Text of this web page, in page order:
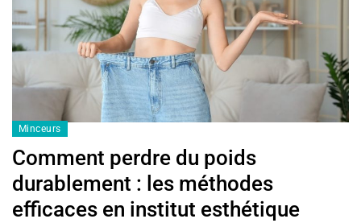
Minceurs
Comment perdre du poids
durablement : les méthodes
efficaces en institut esthétique